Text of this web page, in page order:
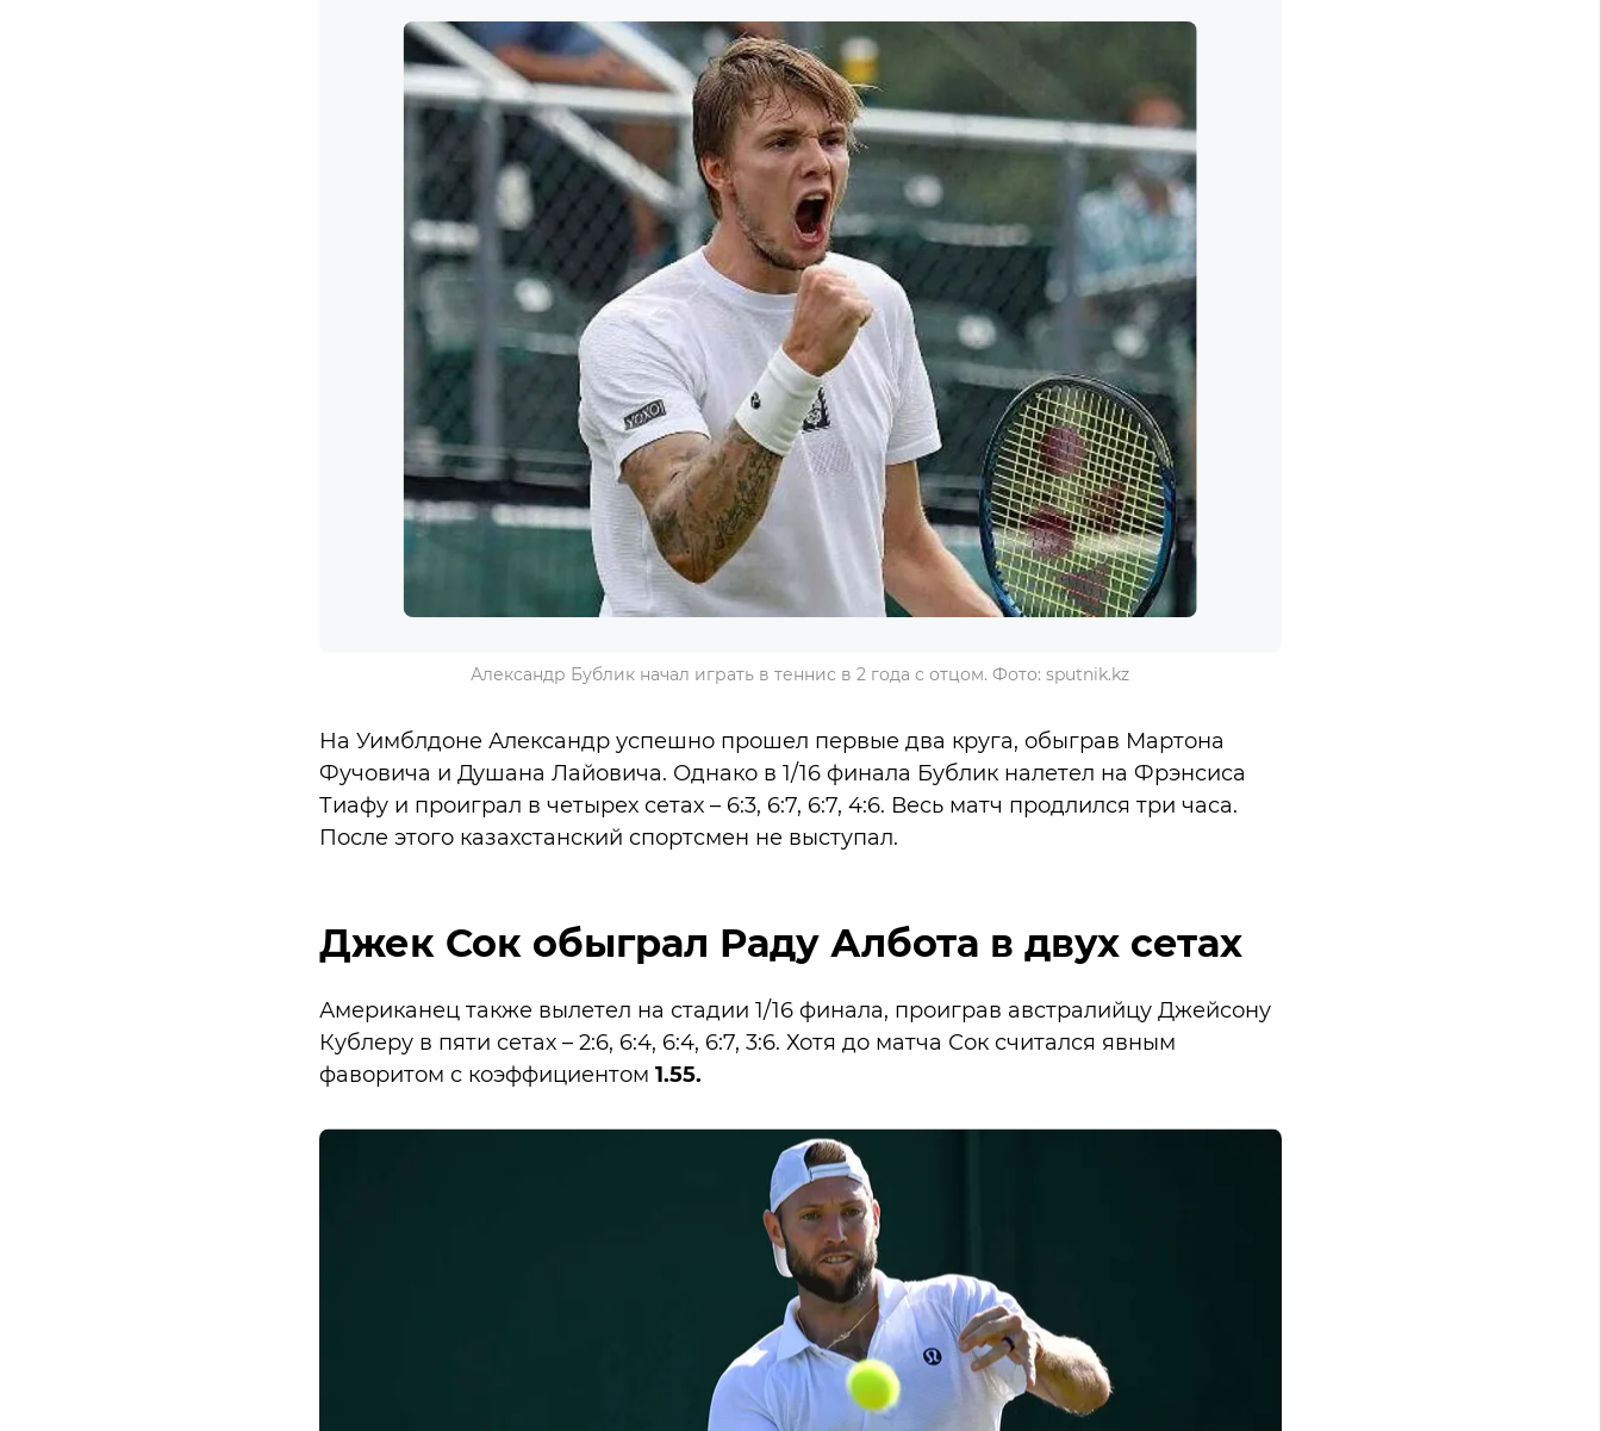
Александр Бублик начал играть в теннис в 2 года с отцом. Фото: sputnik.kz
На Уимблдоне Александр успешно прошел первые два круга, обыграв Мартона
Фучовича и Душана Лайовича. Однако в 1/16 финала Бублик налетел на Фрэнсиса
Тиафу и проиграл в четырех сетах – 6:3, 6:7, 6:7, 4:6. Весь матч продлился три часа.
После этого казахстанский спортсмен не выступал.
Джек Сок обыграл Раду Албота в двух сетах
Американец также вылетел на стадии 1/16 финала, проиграв австралийцу Джейсону
Кублеру в пяти сетах – 2:6, 6:4, 6:4, 6:7, 3:6. Хотя до матча Сок считался явным
фаворитом с коэффициентом 1.55.